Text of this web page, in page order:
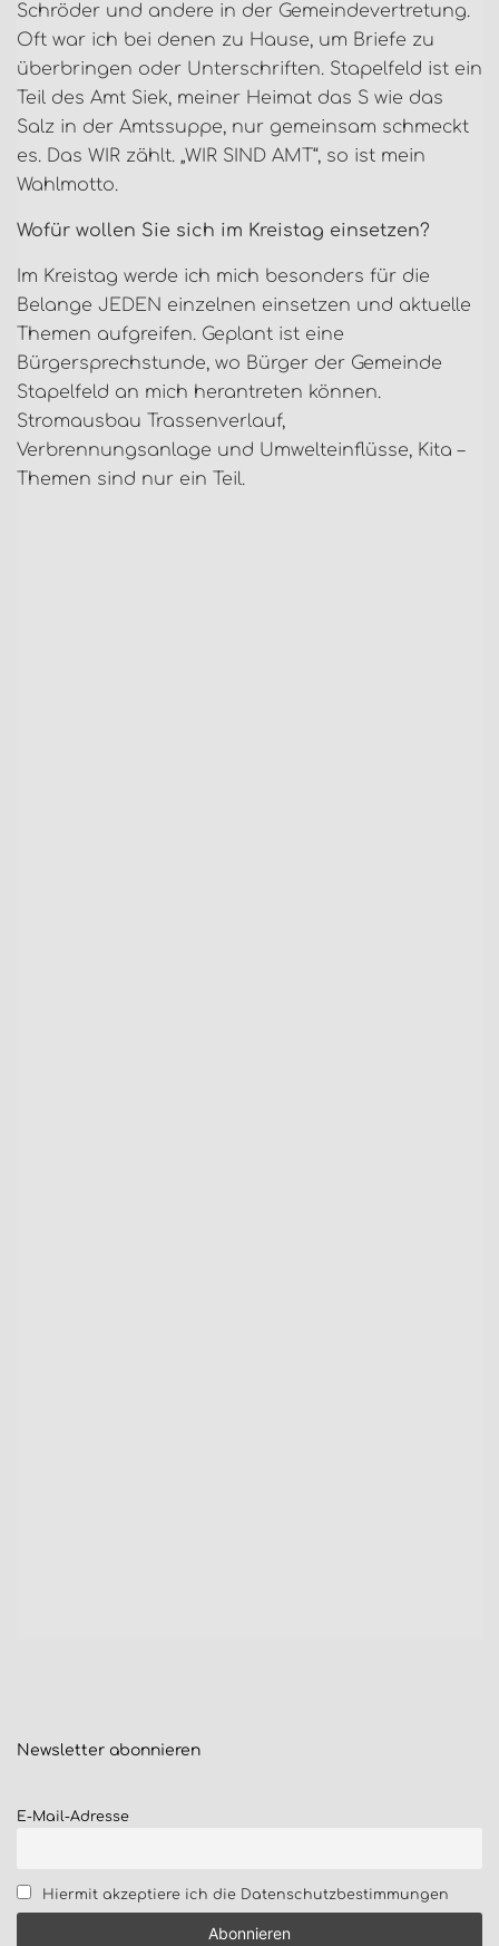
Schröder und andere in der Gemeindevertretung.
Oft war ich bei denen zu Hause, um Briefe zu
überbringen oder Unterschriften. Stapelfeld ist ein
Teil des Amt Siek, meiner Heimat das S wie das
Salz in der Amtssuppe, nur gemeinsam schmeckt
es. Das WIR zählt. „WIR SIND AMT“, so ist mein
Wahlmotto.
Wofür wollen Sie sich im Kreistag einsetzen?
Im Kreistag werde ich mich besonders für die
Belange JEDEN einzelnen einsetzen und aktuelle
Themen aufgreifen. Geplant ist eine
Bürgersprechstunde, wo Bürger der Gemeinde
Stapelfeld an mich herantreten können.
Stromausbau Trassenverlauf,
Verbrennungsanlage und Umwelteinflüsse, Kita –
Themen sind nur ein Teil.
Newsletter abonnieren
E-Mail-Adresse
Hiermit akzeptiere ich die Datenschutzbestimmungen